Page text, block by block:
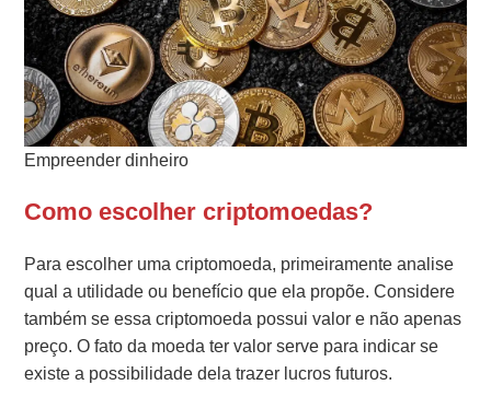
Empreender dinheiro
Como escolher criptomoedas?
Para escolher uma criptomoeda, primeiramente analise
qual a utilidade ou benefício que ela propõe. Considere
também se essa criptomoeda possui valor e não apenas
preço. O fato da moeda ter valor serve para indicar se
existe a possibilidade dela trazer lucros futuros.